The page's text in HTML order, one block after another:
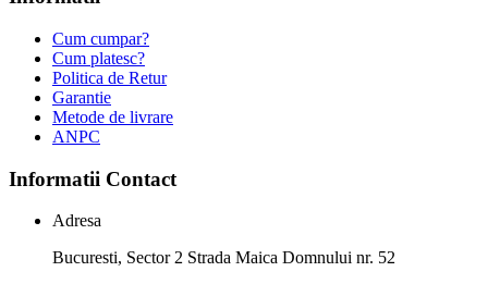
Cum cumpar?
Cum platesc?
Politica de Retur
Garantie
Metode de livrare
ANPC
Informatii Contact
Adresa
Bucuresti, Sector 2 Strada Maica Domnului nr. 52